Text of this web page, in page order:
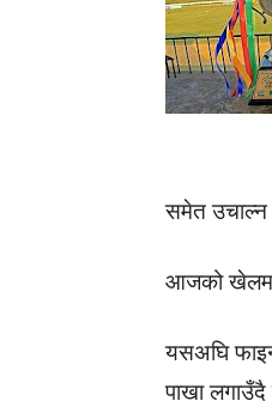
समेत
आजको खेलमा
यसअघि
पाखा